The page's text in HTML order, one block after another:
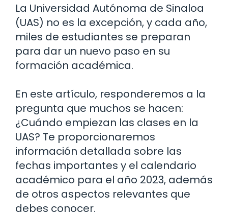
La Universidad Autónoma de Sinaloa
(UAS) no es la excepción, y cada año,
miles de estudiantes se preparan
para dar un nuevo paso en su
formación académica.
En este artículo, responderemos a la
pregunta que muchos se hacen:
¿Cuándo empiezan las clases en la
UAS? Te proporcionaremos
información detallada sobre las
fechas importantes y el calendario
académico para el año 2023, además
de otros aspectos relevantes que
debes conocer.